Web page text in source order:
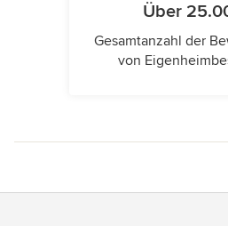
Über
Gesamtanzahl der
von